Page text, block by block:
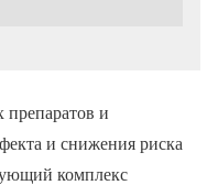
и
и снижения риска
комплекс